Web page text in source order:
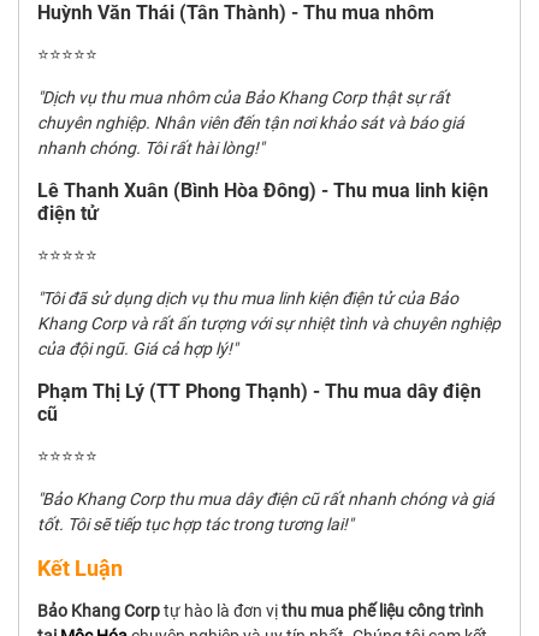
Huỳnh Văn Thái (Tân Thành) - Thu mua nhôm
⭐⭐⭐⭐⭐
"Dịch vụ thu mua nhôm của Bảo Khang Corp thật sự rất
chuyên nghiệp. Nhân viên đến tận nơi khảo sát và báo giá
nhanh chóng. Tôi rất hài lòng!"
Lê Thanh Xuân (Bình Hòa Đông) - Thu mua linh kiện
điện tử
⭐⭐⭐⭐⭐
"Tôi đã sử dụng dịch vụ thu mua linh kiện điện tử của Bảo
Khang Corp và rất ấn tượng với sự nhiệt tình và chuyên nghiệp
của đội ngũ. Giá cả hợp lý!"
Phạm Thị Lý (TT Phong Thạnh) - Thu mua dây điện
cũ
⭐⭐⭐⭐⭐
"Bảo Khang Corp thu mua dây điện cũ rất nhanh chóng và giá
tốt. Tôi sẽ tiếp tục hợp tác trong tương lai!"
Kết Luận
Bảo Khang Corptự hào là đơn vịthu mua phế liệu công trình